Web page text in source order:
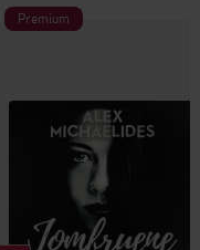
Premium